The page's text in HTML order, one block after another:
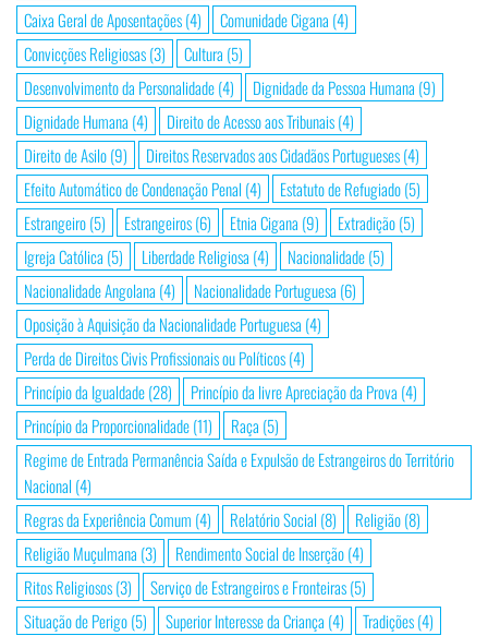
Caixa Geral de Aposentações(4) Comunidade Cigana (4)
Convicções Religiosas(3) Cultura (5)
Desenvolvimento da Personalidade(4) Dignidade da Pessoa Humana (9)
Dignidade Humana (4) Direito de Acesso aos Tribunais(4)
Direito de Asilo(9) Direitos Reservados aos Cidadãos Portugueses(4)
Efeito Automático de Condenação Penal (4) Estatuto de Refugiado(5)
Estrangeiro(5) Estrangeiros(6) Etnia Cigana (9) Extradição(5)
Igreja Católica (5) Liberdade Religiosa (4) Nacionalidade(5)
Nacionalidade Angolana (4) Nacionalidade Portuguesa (6)
Oposição à Aquisição da Nacionalidade Portuguesa (4)
Perda de Direitos Civis Profissionais ou Políticos(4)
Princípio da Igualdade(28) Princípio da livre Apreciação da Prova (4)
Princípio da Proporcionalidade(11) Raça (5)
Regime de Entrada Permanência Saída e Expulsão de Estrangeiros do Território
Nacional (4)
Regras da Experiência Comum (4) Relatório Social (8) Religião(8)
Religião Muçulmana (3) Rendimento Social de Inserção(4)
Ritos Religiosos(3) Serviço de Estrangeiros e Fronteiras(5)
Situação de Perigo(5) Superior Interesse da Criança (4) Tradições(4)